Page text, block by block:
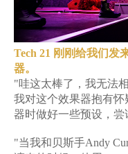
Tech 21 刚刚给我们发
器。
"哇这太棒了，我无法
我对这个效果器抱有怀
器时做好一些预设，
"当我和贝斯手Andy